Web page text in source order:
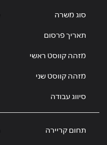
סוג משרה
תאריך פרסום
מזהה קווסט ראשי
מזהה קווסט שני
סיווג עבודה
תחום קריירה